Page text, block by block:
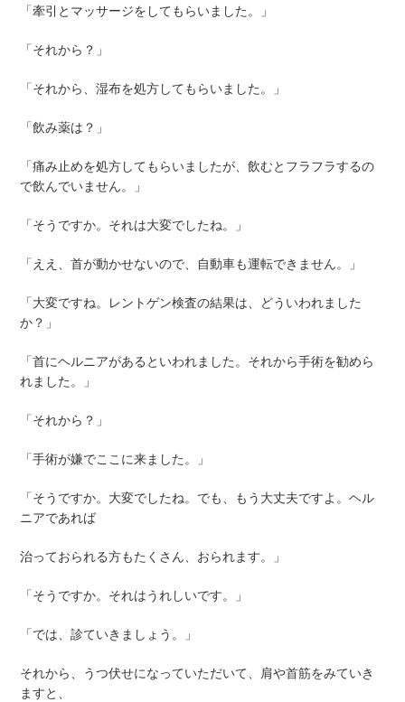
「牽引とマッサージをしてもらいました。」
「それから？」
「それから、湿布を処方してもらいました。」
「飲み薬は？」
「痛み止めを処方してもらいましたが、飲むとフラフラするの
で飲んでいません。」
「そうですか。それは大変でしたね。」
「ええ、首が動かせないので、自動車も運転できません。」
「大変ですね。レントゲン検査の結果は、どういわれました
か？」
「首にヘルニアがあるといわれました。それから手術を勧めら
れました。」
「それから？」
「手術が嫌でここに来ました。」
「そうですか。大変でしたね。でも、もう大丈夫ですよ。ヘル
ニアであれば
治っておられる方もたくさん、おられます。」
「そうですか。それはうれしいです。」
「では、診ていきましょう。」
それから、うつ伏せになっていただいて、肩や首筋をみていき
ますと、